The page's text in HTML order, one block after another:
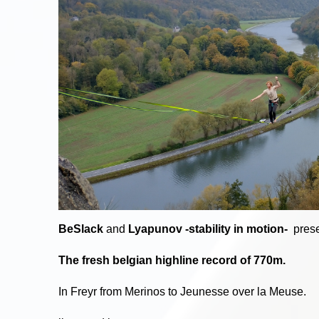
BeSlack and Lyapunov -stability in motion-
The fresh belgian highline record of 770m.
In Freyr from Merinos to Jeunesse over la Meuse.